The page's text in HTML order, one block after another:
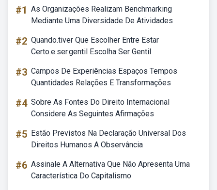
#1 As Organizações Realizam Benchmarking
Mediante Uma Diversidade De Atividades
#2 Quando.tiver Que Escolher Entre Estar
Certo.e.ser.gentil Escolha Ser Gentil
#3 Campos De Experiências Espaços Tempos
Quantidades Relações E Transformações
#4 Sobre As Fontes Do Direito Internacional
Considere As Seguintes Afirmações
#5 Estão Previstos Na Declaração Universal Dos
Direitos Humanos A Observância
#6 Assinale A Alternativa Que Não Apresenta Uma
Característica Do Capitalismo